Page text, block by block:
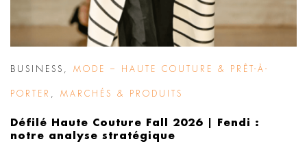
BUSINESS MODE – HAUTE COUTURE & PRÊT-À-
PORTER MARCHÉS & PRODUITS
Défilé Haute Couture Fall 2026 | Fendi :
notre analyse stratégique